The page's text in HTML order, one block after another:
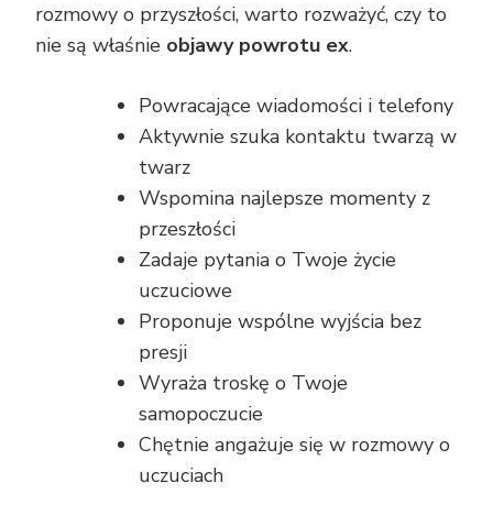
rozmowy o przyszłości, warto rozważyć, czy to
nie są właśnie objawy powrotu ex.
Powracające wiadomości i telefony
Aktywnie szuka kontaktu twarzą w
twarz
Wspomina najlepsze momenty z
przeszłości
Zadaje pytania o Twoje życie
uczuciowe
Proponuje wspólne wyjścia bez
presji
Wyraża troskę o Twoje
samopoczucie
Chętnie angażuje się w rozmowy o
uczuciach